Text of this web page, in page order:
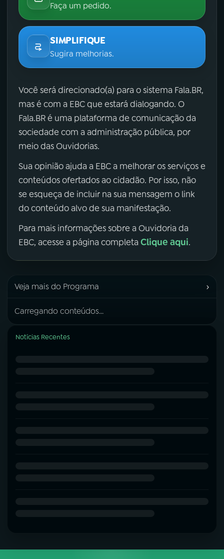
Faça um pedido.
SIMPLIFIQUE
Sugira melhorias.
Você será direcionado(a) para o sistema Fala.BR,
mas é com a EBC que estará dialogando. O
Fala.BR é uma plataforma de comunicação da
sociedade com a administração pública, por
meio das Ouvidorias.
Sua opinião ajuda a EBC a melhorar os serviços e
conteúdos ofertados ao cidadão. Por isso, não
se esqueça de incluir na sua mensagem o link
do conteúdo alvo de sua manifestação.
Para mais informações sobre a Ouvidoria da
EBC, acesse a página completa Clique aqui.
Veja mais do Programa ›
Carregando conteúdos...
Notícias Recentes